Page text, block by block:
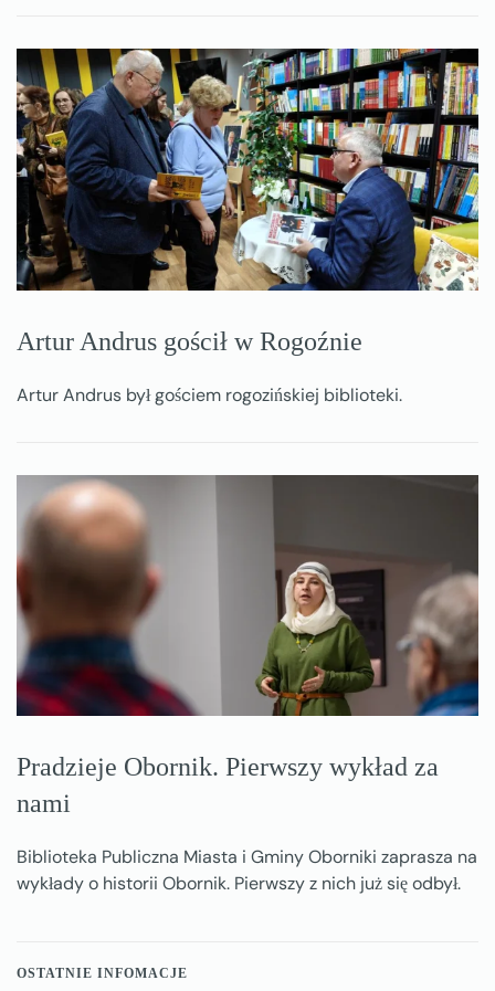
Artur Andrus gościł w Rogoźnie
Artur Andrus był gościem rogozińskiej biblioteki.
Pradzieje Obornik. Pierwszy wykład za
nami
Biblioteka Publiczna Miasta i Gminy Oborniki zaprasza na
wykłady o historii Obornik. Pierwszy z nich już się odbył.
OSTATNIE INFOMACJE